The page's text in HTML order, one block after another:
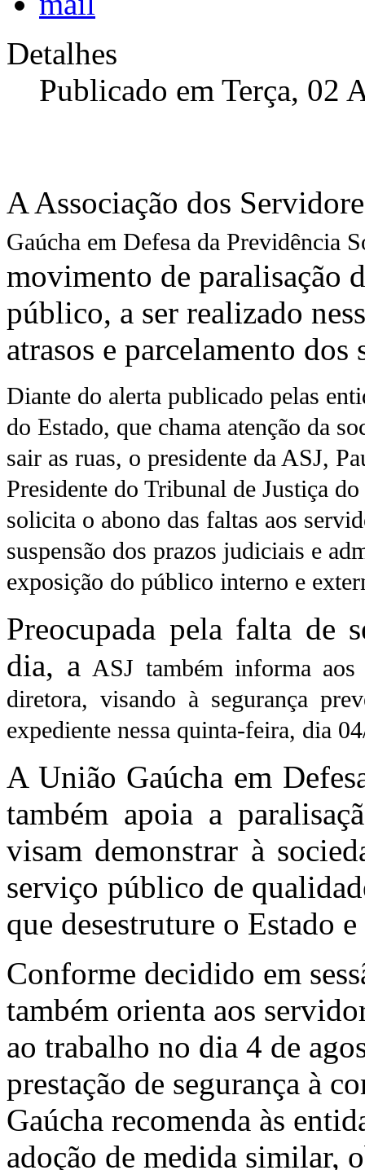
Detalhes
Publicado em Terça, 02
A Associação dos
Gaúcha em Defesa da Previdência
movimento de paralisação
público, a ser realizado
atrasos e parcelamento dos
Diante do alerta publicado pelas
do Estado, que chama atenção da
sair as ruas, o presidente da ASJ,
Presidente do Tribunal de Justiça
solicita o abono das faltas aos
suspensão dos prazos judiciais e
exposição do público interno e
Preocupada pela falta de
dia, a ASJ também informa
diretora, visando à segurança
expediente nessa quinta-feira, dia
A União Gaúcha em
também apoia a
visam demonstrar à
serviço público de
que desestruture o Estado
Conforme decidido em
também orienta aos
ao trabalho no dia 4 de
prestação de segurança à
Gaúcha recomenda às
adoção de medida similar,